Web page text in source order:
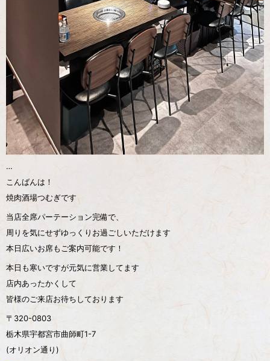
…
こんばんは！
焼肉酒場つむぎです
当店全席パーテーション完備で、
周りを気にせずゆっくりお過ごしいただけます
本日広いお席もご案内可能です！
本日も寒いですが元気に営業してます️
店内あったかくして
皆様のご来店お待ちしております
〒320-0803
栃木県宇都宮市曲師町1-7
(オリオン通り)